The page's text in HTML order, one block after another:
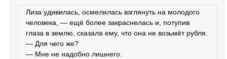
Лиза удивилась, осмелилась взглянуть на молодого
человека, — ещё более закраснелась и, потупив
глаза в землю, сказала ему, что она не возьмёт рубля.
— Для чего же?
— Мне не надобно лишнего.